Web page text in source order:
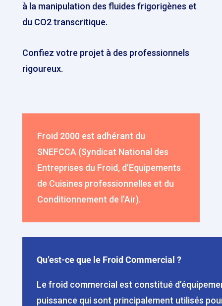
à la manipulation des fluides frigorigènes et
du CO2 transcritique.
Confiez votre projet à des professionnels
rigoureux.
Froid 2000 est adhérant du
SNEFCCA (Syndicat National des
Entreprises du Froid, d’Equipements
de Cuisines professionnelles et du
Conditionnement de l’Air).
Qu’est-ce que le Froid Commercial ?
Le froid commercial est constitué
puissance qui sont principalement utilisés